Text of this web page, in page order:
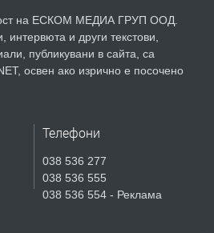
парцел в гр. Хасково кв.
до ток, вода,канализация,
0889 537 426
НА МЕБЕЛИ.
на ЕСКОМ МЕДИА ГРУП ООД.
интервюта и други текстови,
публикувани в сайта, са
освен ако изрично е посочено
Телефони
038 536 277
038 536 555
038 536 554 - Реклама